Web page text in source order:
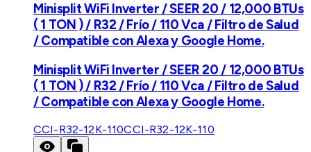
Minisplit WiFi Inverter / SEER 20 / 12,000 BTUs
( 1 TON ) / R32 / Frío / 110 Vca / Filtro de Salud
/ Compatible con Alexa y Google Home.
Minisplit WiFi Inverter / SEER 20 / 12,000 BTUs
( 1 TON ) / R32 / Frío / 110 Vca / Filtro de Salud
/ Compatible con Alexa y Google Home.
CCI-R32-12K-110CCI-R32-12K-110